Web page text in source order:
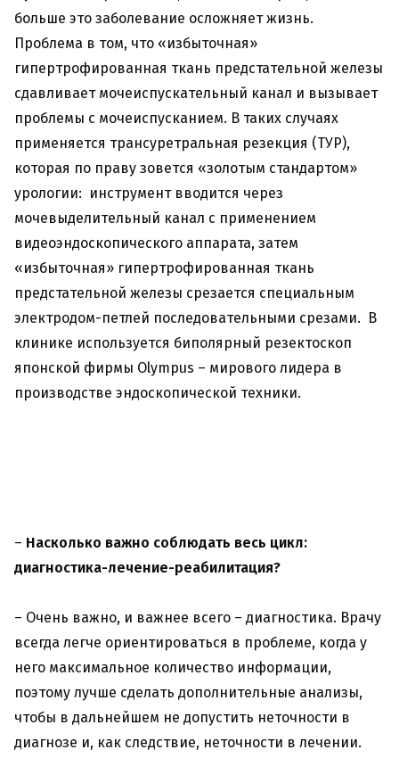
больше это заболевание осложняет жизнь.
Проблема в том, что «избыточная»
гипертрофированная ткань предстательной железы
сдавливает мочеиспускательный канал и вызывает
проблемы с мочеиспусканием. В таких случаях
применяется трансуретральная резекция (ТУР),
которая по праву зовется «золотым стандартом»
урологии: инструмент вводится через
мочевыделительный канал с применением
видеоэндоскопического аппарата, затем
«избыточная» гипертрофированная ткань
предстательной железы срезается специальным
электродом-петлей последовательными срезами. В
клинике используется биполярный резектоскоп
японской фирмы Olympus – мирового лидера в
производстве эндоскопической техники.
– Насколько важно соблюдать весь цикл:
диагностика-лечение-реабилитация?
– Очень важно, и важнее всего – диагностика. Врачу
всегда легче ориентироваться в проблеме, когда у
него максимальное количество информации,
поэтому лучше сделать дополнительные анализы,
чтобы в дальнейшем не допустить неточности в
диагнозе и, как следствие, неточности в лечении.